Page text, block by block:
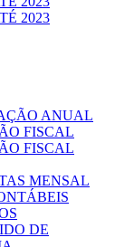
2023
ANUAL
FISCAL
FISCAL
MENSAL
DE